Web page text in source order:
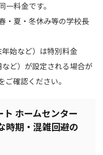
料金です。
・夏・冬休み等の学校長
始など）は特別料金
など）が設定される場合が
確認ください。
ホームセンター
時期・混雑回避の